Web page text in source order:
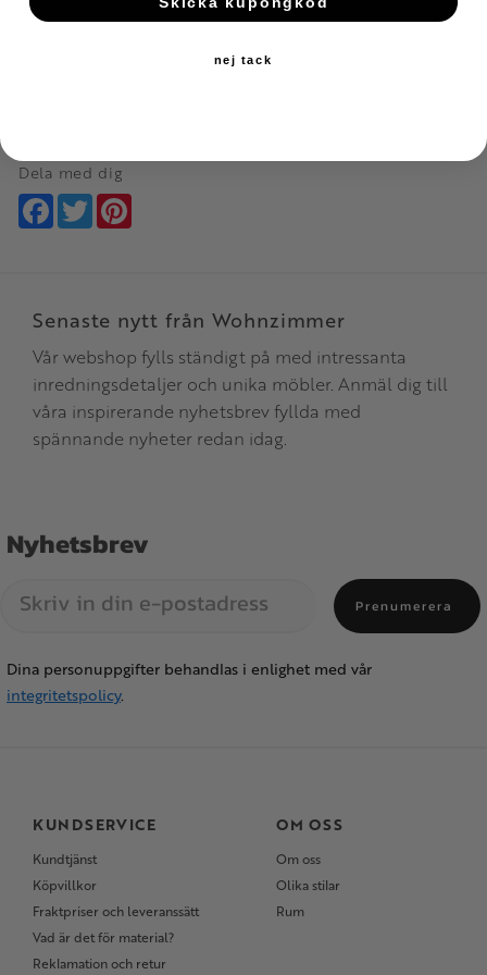
KÖP
Dela med dig
Facebook
Twitter
Senaste nytt från Wohnzimmer
Vår webshop fylls ständigt på med intressanta
inredningsdetaljer och unika möbler. Anmäl dig till
våra inspirerande nyhetsbrev fyllda med
spännande nyheter redan idag.
Nyhetsbrev
Prenumerera
Dina personuppgifter behandlas i enlighet med vår
integritetspolicy.
KUNDSERVICE
Kundtjänst
Köpvillkor
Fraktpriser och leveranssätt
Vad är det för material?
Reklamation och retur
OM OSS
Om oss
Olika stilar
Rum
nej tack